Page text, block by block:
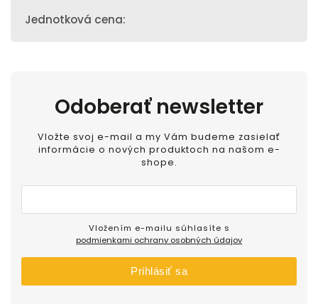
Jednotková cena:
Odoberať newsletter
Vložte svoj e-mail a my Vám budeme zasielať
informácie o nových produktoch na našom e-
shope.
podmienkami ochrany osobných údajov
Prihlásiť sa